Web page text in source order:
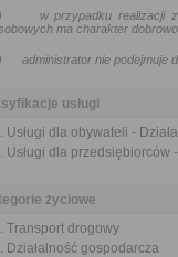
w przypadku realizacji
ma charakter
administrator nie podejmuje
usługi
Usługi dla obywateli -
Usługi dla przedsiębiorców
życiowe
Transport drogowy
Działalność gospodarcza